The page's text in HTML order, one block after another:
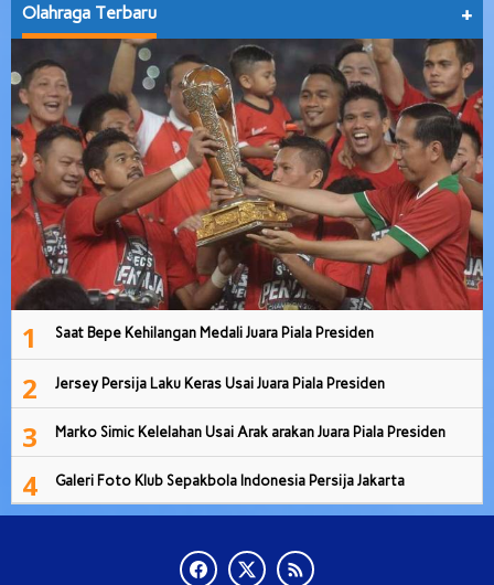
Olahraga Terbaru +
1 Saat Bepe Kehilangan Medali Juara Piala Presiden
2 Jersey Persija Laku Keras Usai Juara Piala Presiden
3 Marko Simic Kelelahan Usai Arak arakan Juara Piala Presiden
4 Galeri Foto Klub Sepakbola Indonesia Persija Jakarta